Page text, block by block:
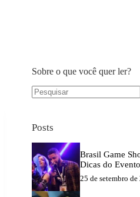
Sobre o que você quer ler?
Posts
Brasil Game
Dicas do
25 de setembro de